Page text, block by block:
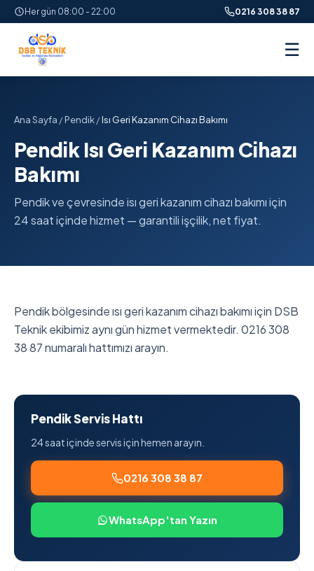
Her gün 08:00 - 22:00 0216 308 38 87
☰
Ana Sayfa /Pendik/Isı Geri Kazanım Cihazı Bakımı
Pendik Isı Geri Kazanım Cihazı
Bakımı
Pendik ve çevresinde isı geri kazanım cihazı bakımı için
24 saat içinde hizmet — garantili işçilik, net fiyat.
Pendik bölgesinde ısı geri kazanım cihazı bakımı için DSB
Teknik ekibimiz aynı gün hizmet vermektedir. 0216 308
38 87 numaralı hattımızı arayın.
Pendik Servis Hattı
24 saat içinde servis için hemen arayın.
0216 308 38 87
WhatsApp'tan Yazın